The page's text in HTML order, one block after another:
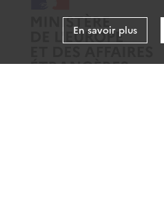
En savoir plus